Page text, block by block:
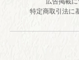
特定商取引法に